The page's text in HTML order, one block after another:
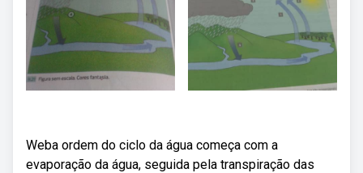
Weba ordem do ciclo da água começa com a
evaporação da água, seguida pela transpiração das